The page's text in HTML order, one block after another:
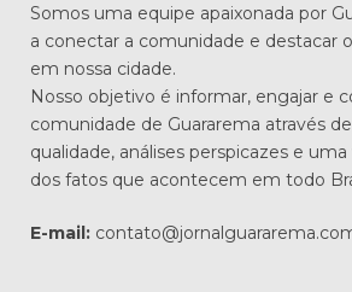
Somos uma equipe apaixonada por
a conectar a comunidade e destacar
em nossa cidade.
Nosso objetivo é informar, engajar e
comunidade de Guararema através
qualidade, análises perspicazes e uma
dos fatos que acontecem em todo
E-mail: